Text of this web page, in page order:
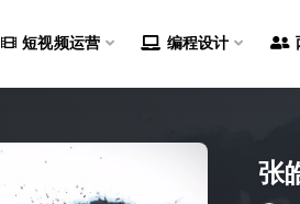
短视频运营 编程设计
张